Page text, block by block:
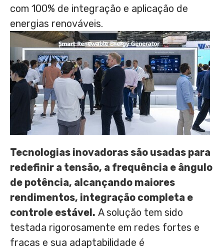
com 100% de integração e aplicação de
energias renováveis.
Tecnologias inovadoras são usadas para
redefinir a tensão, a frequência e ângulo
de potência, alcançando maiores
rendimentos, integração completa e
controle estável. A solução tem sido
testada rigorosamente em redes fortes e
fracas e sua adaptabilidade é